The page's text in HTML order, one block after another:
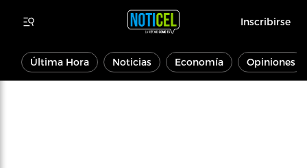
Inscribirse
Última Hora Noticias Economía Opiniones